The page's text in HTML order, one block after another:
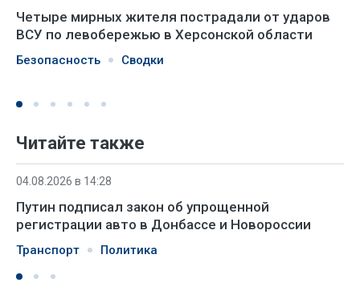
Четыре мирных жителя пострадали от ударов
ВСУ по левобережью в Херсонской области
Безопасность Сводки
Читайте также
04.08.2026 в 14:28
Путин подписал закон об упрощенной
регистрации авто в Донбассе и Новороссии
Транспорт Политика